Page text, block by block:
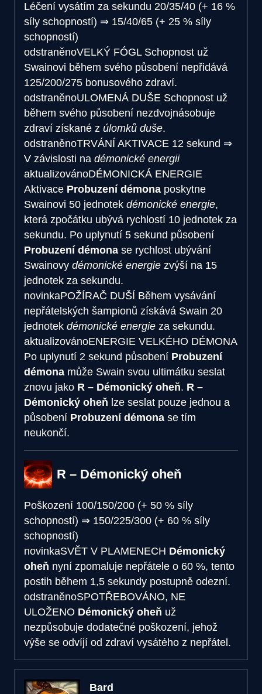
Léčení vysátím za sekundu 20/35/40 (+ 16 %
síly schopností) ⇒ 15/40/65 (+ 25 % síly
schopností)
odstraněnoVELKÝ FÓGL Schopnost už
Swainovi během svého působení nepřidává
125/200/275 bonusového zdraví.
odstraněnoULOMENÁ DUŠE Schopnost už
během svého působení nezdvojnásobuje
zdraví získané z úlomků duše.
odstraněnoTRVÁNÍ AKTIVACE 12 sekund ⇒
V závislosti na démonické energii
aktualizovánoDÉMONICKÁ ENERGIE
Aktivace Probuzení démona poskytne
Swainovi 50 jednotek démonické energie,
která zpočátku ubývá rychlostí 10 jednotek za
sekundu. Po uplynutí 5 sekund působení
Probuzení démona se rychlost ubývání
Swainovy démonické energie zvýší na 15
jednotek za sekundu.
novinkaPOŽÍRAČ DUŠÍ Během vysávání
nepřátelských šampionů získává Swain 20
jednotek démonické energie za sekundu.
aktualizovánoENERGIE VELKÉHO DÉMONA
Po uplynutí 2 sekund působení Probuzení
démona může Swain svou ultimátku seslat
znovu jako R – Démonický oheň. R –
Démonický oheň lze seslat pouze jednou a
působení Probuzení démona se tím
neukončí.
R – Démonický oheň
Poškození 100/150/200 (+ 50 % síly
schopností) ⇒ 150/225/300 (+ 60 % síly
schopností)
novinkaSVĚT V PLAMENECH Démonický
oheň nyní zpomaluje nepřátele o 60 %, tento
postih během 1,5 sekundy postupně odezní.
odstraněnoSPOTŘEBOVÁNO, NE
ULOŽENO Démonický oheň už
nezpůsobuje dodatečné poškození, jehož
výše se odvíjí od zdraví vysátého z nepřátel.
Bard